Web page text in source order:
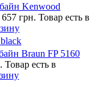
Kenwood
657 грн. Товар есть в
Braun FP 5160
Товар есть в